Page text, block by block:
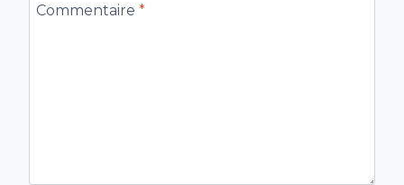
Commentaire *